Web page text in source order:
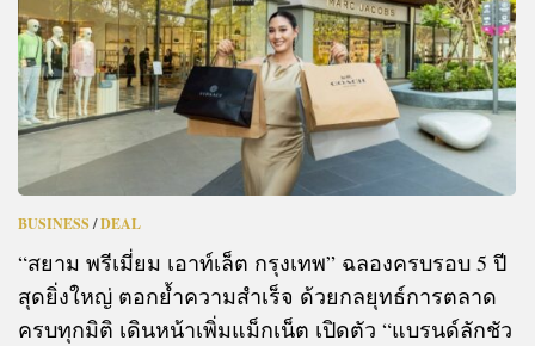
BUSINESS/DEAL
“สยาม พรีเมี่ยม เอาท์เล็ต กรุงเทพ” ฉลองครบรอบ 5 ปี
สุดยิ่งใหญ่ ตอกย้ำความสำเร็จ ด้วยกลยุทธ์การตลาด
ครบทุกมิติ เดินหน้าเพิ่มแม็กเน็ต เปิดตัว “แบรนด์ลักชัว